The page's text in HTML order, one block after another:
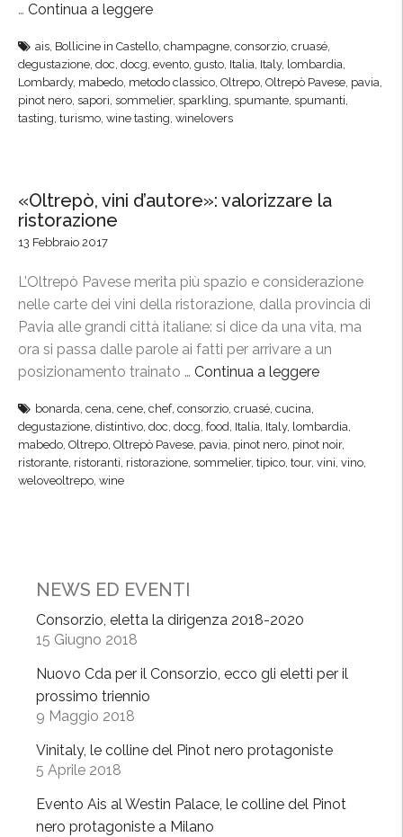
… Continua a leggere
B
o
l
l
n
n
C
a
s
t
l
l
o
o
d
l
s
c
ais, Bollicine in Castello, champagne, consorzio, cruasé,
degustazione, doc, docg, evento, gusto, Italia, Italy, lombardia,
Lombardy, mabedo, metodo classico, Oltrepo, Oltrepò Pavese, pavia,
pinot nero, sapori, sommelier, sparkling, spumante, spumanti,
tasting, turismo, wine tasting, winelovers
«Oltrepò, vini d’autore»: valorizzare la
ristorazione
13 Febbraio 2017
L’Oltrepò Pavese merita più spazio e considerazione
nelle carte dei vini della ristorazione, dalla provincia di
Pavia alle grandi città italiane: si dice da una vita, ma
ora si passa dalle parole ai fatti per arrivare a un
posizionamento trainato … Continua a leggere
t
u
o
bonarda, cena, cene, chef, consorzio, cruasé, cucina,
degustazione, distintivo, doc, docg, food, Italia, Italy, lombardia,
mabedo, Oltrepo, Oltrepò Pavese, pavia, pinot nero, pinot noir,
ristorante, ristoranti, ristorazione, sommelier, tipico, tour, vini, vino,
weloveoltrepo, wine
NEWS ED EVENTI
Consorzio, eletta la dirigenza 2018-2020
15 Giugno 2018
Nuovo Cda per il Consorzio, ecco gli eletti per il
prossimo triennio
9 Maggio 2018
Vinitaly, le colline del Pinot nero protagoniste
5 Aprile 2018
Evento Ais al Westin Palace, le colline del Pinot
nero protagoniste a Milano